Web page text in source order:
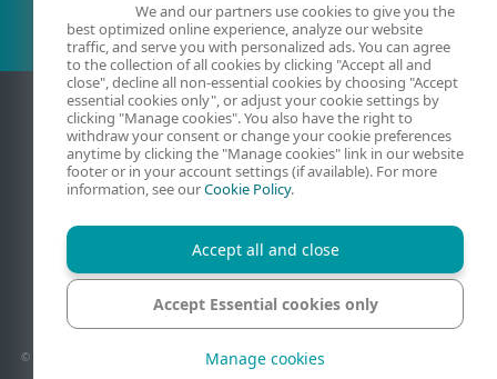
Kontaktiniai duomenys
Pranešti apie pažeidžiamumus
Svetainės struktūra
© 1992 - 2026 ESET, spol. s r.o. - Visos teisės saugomos. Šiame dokumente naudojami
prekių ženklai yra „ESET, spol. s r.o.“ ar „ESET North America“ paprastieji arba
We and our partners use cookies to give you the
best optimized online experience, analyze our website
traffic, and serve you with personalized ads. You can agree
to the collection of all cookies by clicking "Accept all and
close", decline all non-essential cookies by choosing "Accept
essential cookies only", or adjust your cookie settings by
clicking "Manage cookies". You also have the right to
withdraw your consent or change your cookie preferences
anytime by clicking the "Manage cookies" link in our website
footer or in your account settings (if available). For more
information, see ourCookie Policy.
Accept all and close
Accept Essential cookies only
Manage cookies